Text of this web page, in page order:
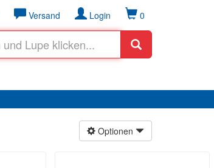
0
Login
Versand
Optionen